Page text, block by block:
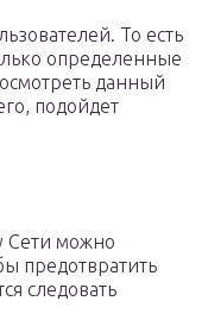
То есть
определенные
данный
подойдет
Сети можно
предотвратить
следовать